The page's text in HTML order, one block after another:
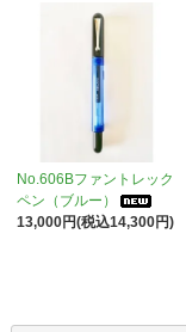
No.606Bファントレック
ペン（ブルー）
13,000円(税込14,300円)